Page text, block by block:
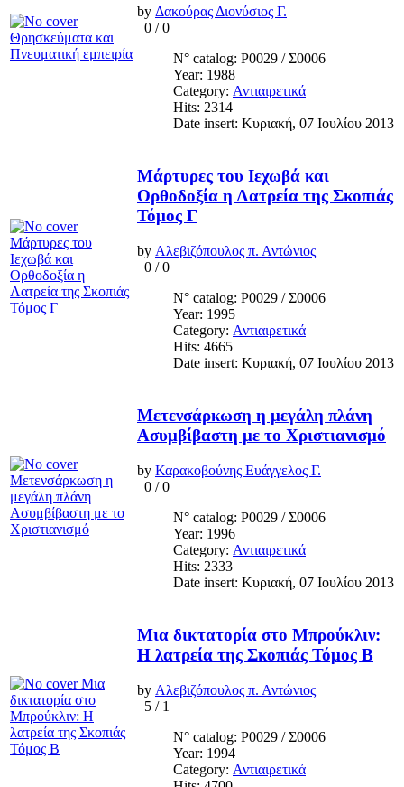
by Δακούρας Διονύσιος Γ.
0 /0
N° catalog: Ρ0029 / Σ0006
Year: 1988
Category: Αντιαιρετικά
Hits: 2314
Date insert: Κυριακή, 07 Ιουλίου 2013
Μάρτυρες του Ιεχωβά και
Ορθοδοξία η Λατρεία της Σκοπιάς
Τόμος Γ
by Αλεβιζόπουλος π. Αντώνιος
0 /0
N° catalog: Ρ0029 / Σ0006
Year: 1995
Category: Αντιαιρετικά
Hits: 4665
Date insert: Κυριακή, 07 Ιουλίου 2013
Μετενσάρκωση η μεγάλη πλάνη
Ασυμβίβαστη με το Χριστιανισμό
by Καρακοβούνης Ευάγγελος Γ.
0 /0
N° catalog: Ρ0029 / Σ0006
Year: 1996
Category: Αντιαιρετικά
Hits: 2333
Date insert: Κυριακή, 07 Ιουλίου 2013
Μια δικτατορία στο Μπρούκλιν:
Η λατρεία της Σκοπιάς Τόμος Β
by Αλεβιζόπουλος π. Αντώνιος
5 / 1
N° catalog: Ρ0029 / Σ0006
Year: 1994
Category: Αντιαιρετικά